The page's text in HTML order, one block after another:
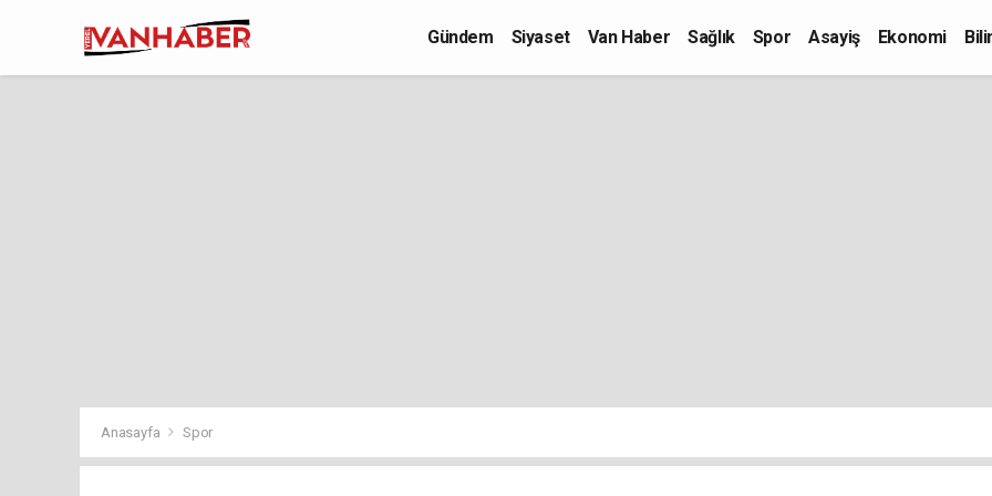
Gündem Siyaset Van Haber Sağlık Spor Asayiş Ekonomi
Anasayfa Spor